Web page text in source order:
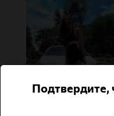
Подтвердите,